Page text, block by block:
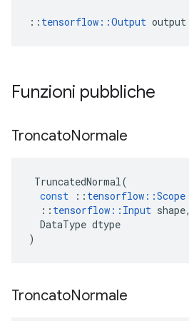
:: tensorflow::Output output
Funzioni pubbliche
TroncatoNormale
TruncatedNormal(
const
:: tensorflow ::Scope
:: tensorflow :: Input shape,
DataType dtype
)
TroncatoNormale